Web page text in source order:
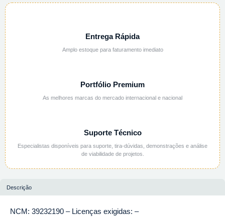
Entrega Rápida
Amplo estoque para faturamento imediato
Portfólio Premium
As melhores marcas do mercado internacional e nacional
Suporte Técnico
Especialistas disponíveis para suporte, tira-dúvidas, demonstrações e análise
de viabilidade de projetos.
Descrição
NCM: 39232190 – Licenças exigidas: –